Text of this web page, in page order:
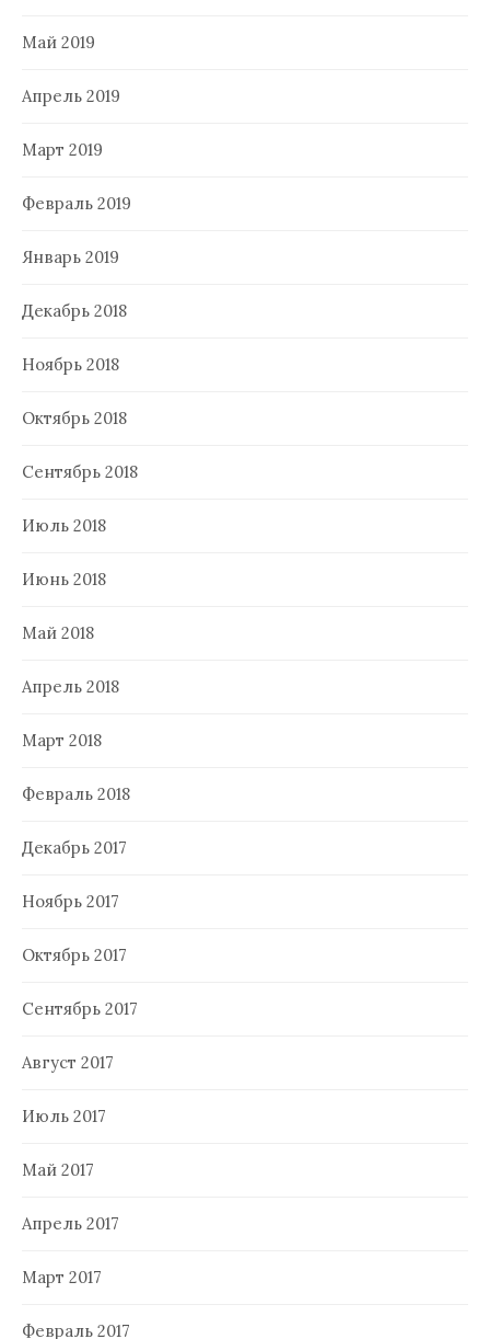
Май 2019
Апрель 2019
Март 2019
Февраль 2019
Январь 2019
Декабрь 2018
Ноябрь 2018
Октябрь 2018
Сентябрь 2018
Июль 2018
Июнь 2018
Май 2018
Апрель 2018
Март 2018
Февраль 2018
Декабрь 2017
Ноябрь 2017
Октябрь 2017
Сентябрь 2017
Август 2017
Июль 2017
Май 2017
Апрель 2017
Март 2017
Февраль 2017